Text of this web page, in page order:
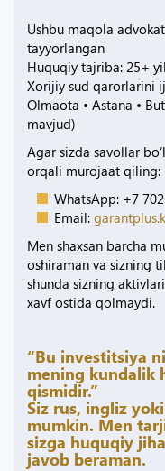
Ushbu maqola
tayyorlangan
Huquqiy tajriba: 25+
Xorijiy sud qarorlarini
Olmaota • Astana •
mavjud)
Agar sizda savollar
orqali murojaat qiling:
WhatsApp: +7
Email:
Men shaxsan barcha
oshiraman va sizning
shunda sizning
xavf ostida qolmaydi.
“Bu investitsiya
mening kundalik
qismidir.”
Siz rus, ingliz
mumkin. Men
sizga huquqiy
javob beraman.